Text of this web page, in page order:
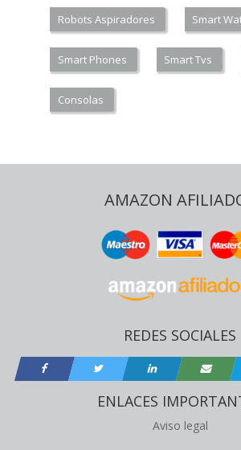
Robots Aspiradores Smart
Smart Phones Smart Tvs
Consolas
AMAZON
REDES SOCIALES
ENLACES
Aviso legal